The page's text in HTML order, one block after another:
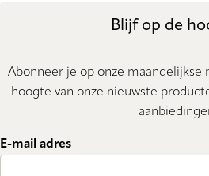
Blijf op de
Abonneer je op onze maandelijkse
hoogte van onze nieuwste
E-mail adres